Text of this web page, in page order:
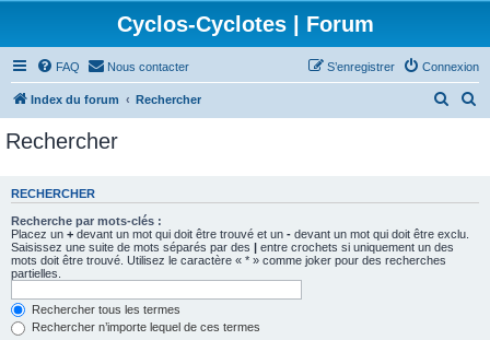
Cyclos-Cyclotes | Forum
FAQ Nous contacter Connexion
S’enregistrer
Index du forum Rechercher
e
e
r
c
Rechercher
RECHERCHER
Recherche par mots-clés :
Placez un + devant un mot qui doit être trouvé et un - devant un mot qui doit être exclu.
Saisissez une suite de mots séparés par des | entre crochets si uniquement un des
mots doit être trouvé. Utilisez le caractère « * » comme joker pour des recherches
partielles.
Rechercher tous les termes
Rechercher n’importe lequel de ces termes